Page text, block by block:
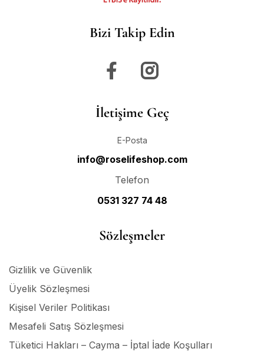
Bizi Takip Edin
İletişime Geç
E-Posta
info@roselifeshop.com
Telefon
0531 327 74 48
Sözleşmeler
Gizlilik ve Güvenlik
Üyelik Sözleşmesi
Kişisel Veriler Politikası
Mesafeli Satış Sözleşmesi
Tüketici Hakları – Cayma – İptal İade Koşulları